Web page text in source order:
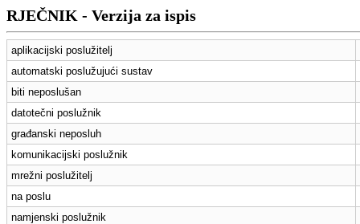
RJEČNIK - Verzija za ispis
aplikacijski poslužitelj
automatski poslužujući sustav
biti neposlušan
datotečni poslužnik
građanski neposluh
komunikacijski poslužnik
mrežni poslužitelj
na poslu
namjenski poslužnik